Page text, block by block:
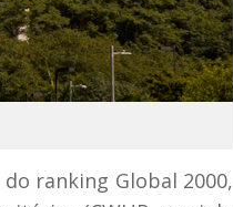
do ranking Global 2000,